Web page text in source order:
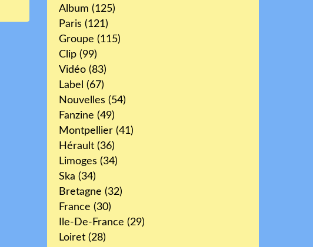
Album (125)
Paris (121)
Groupe (115)
Clip (99)
Vidéo (83)
Label (67)
Nouvelles (54)
Fanzine (49)
Montpellier (41)
Hérault (36)
Limoges (34)
Ska (34)
Bretagne (32)
France (30)
Ile-De-France (29)
Loiret (28)